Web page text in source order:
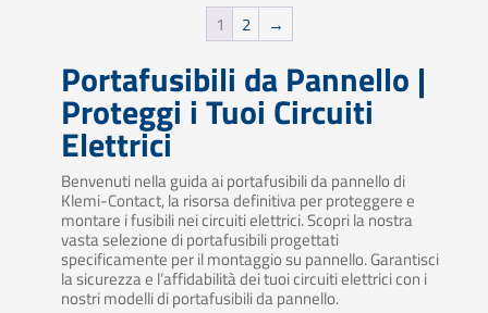
1 2 →
Portafusibili da Pannello |
Proteggi i Tuoi Circuiti
Elettrici
Benvenuti nella guida ai portafusibili da pannello di
Klemi-Contact, la risorsa definitiva per proteggere e
montare i fusibili nei circuiti elettrici. Scopri la nostra
vasta selezione di portafusibili progettati
specificamente per il montaggio su pannello. Garantisci
la sicurezza e l’affidabilità dei tuoi circuiti elettrici con i
nostri modelli di portafusibili da pannello.